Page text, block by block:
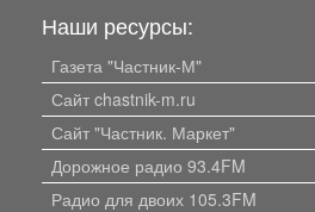
Наши ресурсы:
Газета "Частник-М"
Сайт chastnik-m.ru
Сайт "Частник. Маркет"
Дорожное радио 93.4FM
Радио для двоих 105.3FM